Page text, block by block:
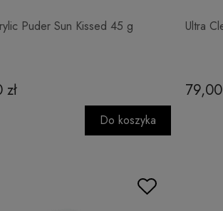
Puder Sun Kissed 45 g
Do koszyka
Ultra
79,00